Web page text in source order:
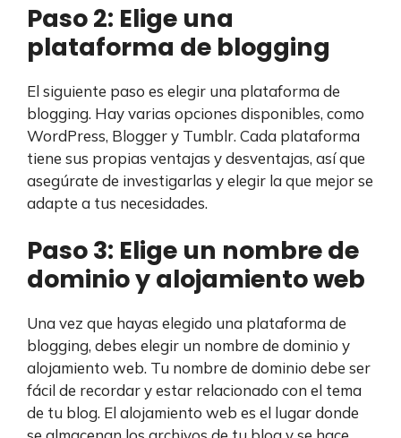
Paso 2: Elige una
plataforma de blogging
El siguiente paso es elegir una plataforma de
blogging. Hay varias opciones disponibles, como
WordPress, Blogger y Tumblr. Cada plataforma
tiene sus propias ventajas y desventajas, así que
asegúrate de investigarlas y elegir la que mejor se
adapte a tus necesidades.
Paso 3: Elige un nombre de
dominio y alojamiento web
Una vez que hayas elegido una plataforma de
blogging, debes elegir un nombre de dominio y
alojamiento web. Tu nombre de dominio debe ser
fácil de recordar y estar relacionado con el tema
de tu blog. El alojamiento web es el lugar donde